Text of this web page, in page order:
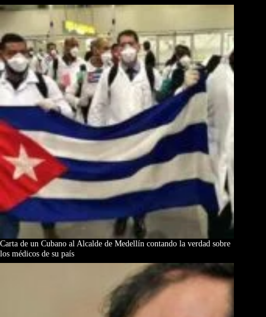
Carta de un Cubano al Alcalde de Medellín contando la verdad sobre
los médicos de su país